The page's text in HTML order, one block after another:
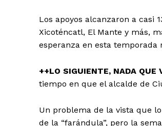
Los apoyos alcanzaron a casi
Xicoténcatl, El Mante y más,
esperanza en esta temporada
++LO SIGUIENTE, NADA QUE
tiempo en que el alcalde de
Un problema de la vista que
de la “farándula”, pero la